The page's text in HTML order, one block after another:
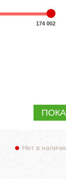
174 002
Нет в